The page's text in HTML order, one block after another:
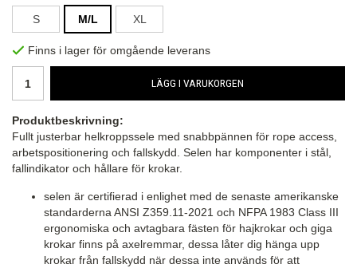
S M/L XL
Finns i lager för omgående leverans
LÄGG I VARUKORGEN
Produktbeskrivning:
Fullt justerbar helkroppssele med snabbpännen för rope access,
arbetspositionering och fallskydd. Selen har komponenter i stål,
fallindikator och hållare för krokar.
selen är certifierad i enlighet med de senaste amerikanske
standarderna ANSI Z359.11-2021 och NFPA 1983 Class III
ergonomiska och avtagbara fästen för hajkrokar och giga
krokar finns på axelremmar, dessa låter dig hänga upp
krokar från fallskydd när dessa inte används för att